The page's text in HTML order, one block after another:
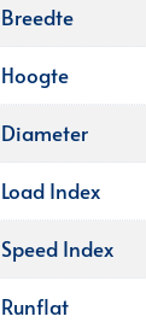
Breedte
Hoogte
Diameter
Load Index
Speed Index
Runflat